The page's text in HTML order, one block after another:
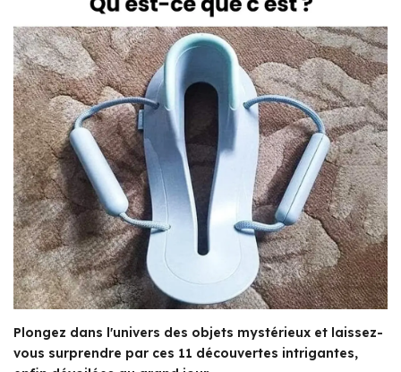
Plongez dans l'univers des objets mystérieux et laissez-
vous surprendre par ces 11 découvertes intrigantes,